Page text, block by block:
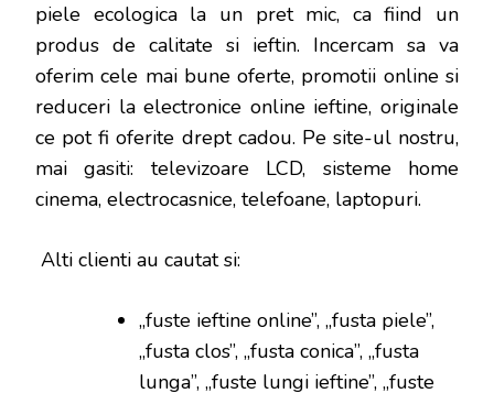
piele ecologica la un pret mic, ca fiind un
produs de calitate si ieftin. Incercam sa va
oferim cele mai bune oferte, promotii online si
reduceri la electronice online ieftine, originale
ce pot fi oferite drept cadou. Pe site-ul nostru,
mai gasiti: televizoare LCD, sisteme home
cinema, electrocasnice, telefoane, laptopuri.
Alti clienti au cautat si:
„fuste ieftine online”, „fusta piele”,
„fusta clos”, „fusta conica”, „fusta
lunga”, „fuste lungi ieftine”, „fuste